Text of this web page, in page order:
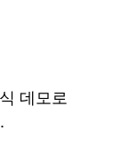
데모로